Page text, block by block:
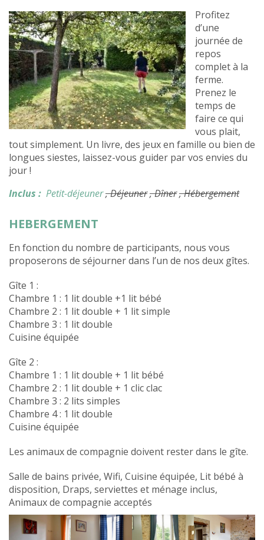
Profitez
d’une
journée de
repos
complet à la
ferme.
Prenez le
temps de
faire ce qui
vous plait,
tout simplement. Un livre, des jeux en famille ou bien de
longues siestes, laissez-vous guider par vos envies du
jour !
Inclus : Petit-déjeuner, Déjeuner, Dîner, Hébergement
HEBERGEMENT
En fonction du nombre de participants, nous vous
proposerons de séjourner dans l’un de nos deux gîtes.
Gîte 1 :
Chambre 1 : 1 lit double +1 lit bébé
Chambre 2 : 1 lit double + 1 lit simple
Chambre 3 : 1 lit double
Cuisine équipée
Gîte 2 :
Chambre 1 : 1 lit double + 1 lit bébé
Chambre 2 : 1 lit double + 1 clic clac
Chambre 3 : 2 lits simples
Chambre 4 : 1 lit double
Cuisine équipée
Les animaux de compagnie doivent rester dans le gîte.
Salle de bains privée, Wifi, Cuisine équipée, Lit bébé à
disposition, Draps, serviettes et ménage inclus,
Animaux de compagnie acceptés